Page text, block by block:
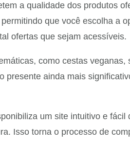
a qualidade dos produtos
que você escolha a
ofertas que sejam acessíveis.
como cestas
ainda mais
um site intuitivo e
Isso torna o processo de